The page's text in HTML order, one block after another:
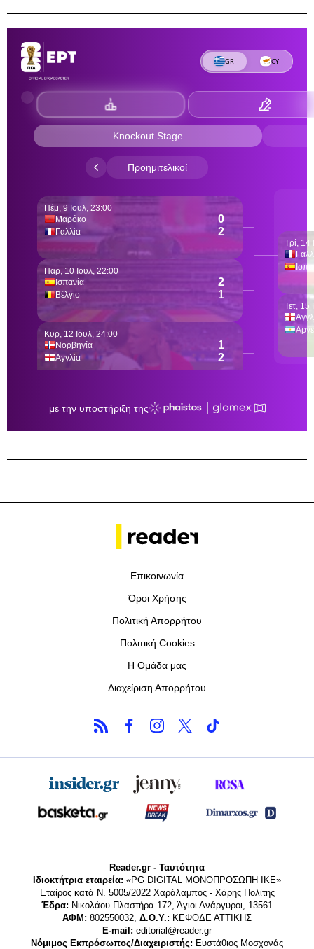
Επικοινωνία
Όροι Χρήσης
Πολιτική Απορρήτου
Πολιτική Cookies
Η Ομάδα μας
Διαχείριση Απορρήτου
Reader.gr - Ταυτότητα
Ιδιοκτήτρια εταιρεία: «PG DIGITAL MONΟΠΡΟΣΩΠΗ ΙΚΕ»
Εταίρος κατά Ν. 5005/2022 Χαράλαμπος - Χάρης Πολίτης
Έδρα: Νικολάου Πλαστήρα 172, Άγιοι Ανάργυροι, 13561
ΑΦΜ: 802550032, Δ.Ο.Υ.: ΚΕΦΟΔΕ ΑΤΤΙΚΗΣ
E-mail: editorial@reader.gr
Νόμιμος Εκπρόσωπος/Διαχειριστής: Ευστάθιος Μοσχονάς